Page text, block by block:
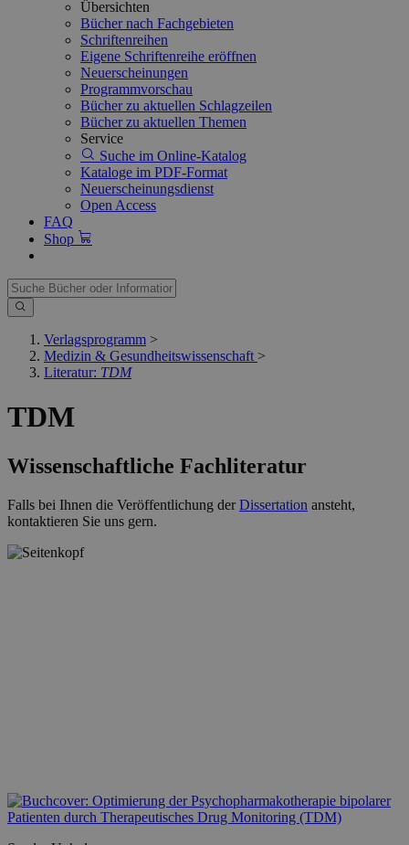
Übersichten
Bücher nach Fachgebieten
Schriftenreihen
Eigene Schriftenreihe eröffnen
Neuerscheinungen
Programmvorschau
Bücher zu aktuellen Schlagzeilen
Bücher zu aktuellen Themen
Service
Suche im Online-Katalog
Kataloge im PDF-Format
Neuerscheinungsdienst
Open Access
FAQ
Shop
Verlagsprogramm >
Medizin & Gesundheitswissenschaft >
Literatur: TDM
TDM
Wissenschaftliche Fachliteratur
Falls bei Ihnen die Veröffentlichung derDissertation ansteht,
kontaktieren Sie uns gern.